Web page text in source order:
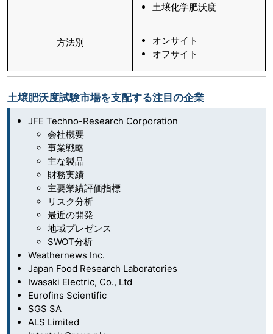
土壌化学肥沃度
方法別
オンサイト
オフサイト
土壌肥沃度試験市場を支配する注目の企業
JFE Techno-Research Corporation
会社概要
事業戦略
主な製品
財務実績
主要業績評価指標
リスク分析
最近の開発
地域プレゼンス
SWOT分析
Weathernews Inc.
Japan Food Research Laboratories
Iwasaki Electric, Co., Ltd
Eurofins Scientific
SGS SA
ALS Limited